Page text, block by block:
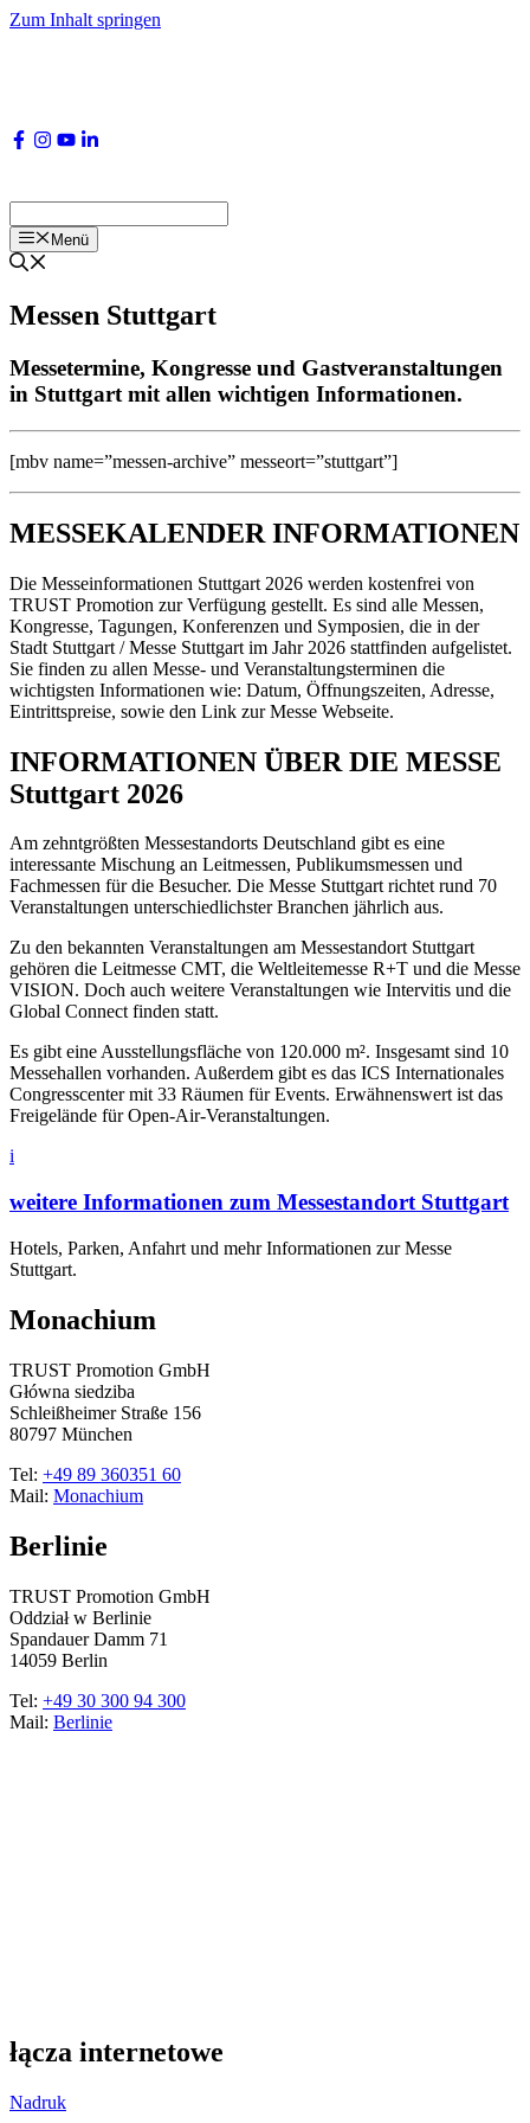
Zum Inhalt springen
Menü
Messen Stuttgart
Messetermine, Kongresse und Gastveranstaltungen
in Stuttgart mit allen wichtigen Informationen.
[mbv name=”messen-archive” messeort=”stuttgart”]
MESSEKALENDER INFORMATIONEN
Die Messeinformationen Stuttgart 2026 werden kostenfrei von
TRUST Promotion zur Verfügung gestellt. Es sind alle Messen,
Kongresse, Tagungen, Konferenzen und Symposien, die in der
Stadt Stuttgart / Messe Stuttgart im Jahr 2026 stattfinden aufgelistet.
Sie finden zu allen Messe- und Veranstaltungsterminen die
wichtigsten Informationen wie: Datum, Öffnungszeiten, Adresse,
Eintrittspreise, sowie den Link zur Messe Webseite.
INFORMATIONEN ÜBER DIE MESSE
Stuttgart 2026
Am zehntgrößten Messestandorts Deutschland gibt es eine
interessante Mischung an Leitmessen, Publikumsmessen und
Fachmessen für die Besucher. Die Messe Stuttgart richtet rund 70
Veranstaltungen unterschiedlichster Branchen jährlich aus.
Zu den bekannten Veranstaltungen am Messestandort Stuttgart
gehören die Leitmesse CMT, die Weltleitemesse R+T und die Messe
VISION. Doch auch weitere Veranstaltungen wie Intervitis und die
Global Connect finden statt.
Es gibt eine Ausstellungsfläche von 120.000 m². Insgesamt sind 10
Messehallen vorhanden. Außerdem gibt es das ICS Internationales
Congresscenter mit 33 Räumen für Events. Erwähnenswert ist das
Freigelände für Open-Air-Veranstaltungen.
i
weitere Informationen zum Messestandort Stuttgart
Hotels, Parken, Anfahrt und mehr Informationen zur Messe
Stuttgart.
Monachium
TRUST Promotion GmbH
Główna siedziba
Schleißheimer Straße 156
80797 München
Tel: +49 89 360351 60
Mail: Monachium
Berlinie
TRUST Promotion GmbH
Oddział w Berlinie
Spandauer Damm 71
14059 Berlin
Tel: +49 30 300 94 300
Mail: Berlinie
łącza internetowe
Nadruk